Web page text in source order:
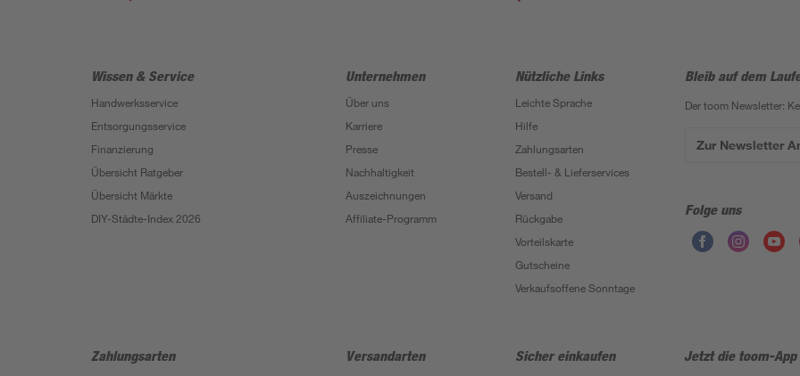
Wissen & Service
Handwerksservice
Entsorgungsservice
Finanzierung
Übersicht Ratgeber
Übersicht Märkte
DIY-Städte-Index 2026
Unternehmen
Über uns
Karriere
Presse
Nachhaltigkeit
Auszeichnungen
Affiliate-Programm
Nützliche Links
Leichte Sprache
Hilfe
Zahlungsarten
Bestell- & Lieferservices
Versand
Rückgabe
Vorteilskarte
Gutscheine
Verkaufsoffene Sonntage
Bleib auf dem
Der toom Newsletter:
Zur Newsletter
Folge uns
Zahlungsarten Versandarten Sicher einkaufen Jetzt die toom-